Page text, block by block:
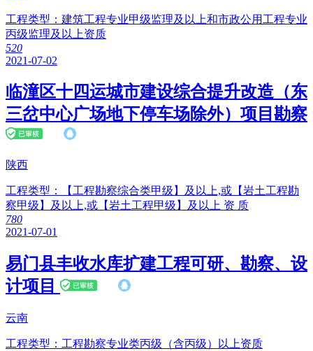
工程类型： 建筑工程专业甲级监理及以上和市政公用工程专业
丙级监理及以上资质
520
2021-07-02
临潼区十四运城市建设综合提升改造（东
三岔中心广场地下停车场除外）项目勘察
陕西
工程类型：
【工程勘察综合类甲级】及以上,或【岩土工程勘
察甲级】及以上,或【岩土工程甲级】及以上 资 质
780
2021-07-01
易门县丰收水库扩建工程可研、勘察、设
计项目
云南
工程类型： 工程勘察专业类丙级（含丙级）以上资质